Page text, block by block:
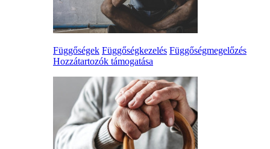
Függőségek Függőségkezelés Függőségmegelőzés
Hozzátartozók támogatása